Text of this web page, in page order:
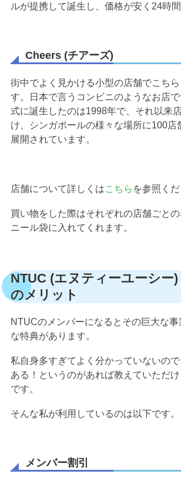
ルが提携して誕生し、価格が安く24時間
Cheers (チアーズ)
街中でよく見かける小型の店舗でこち
す。日本で言うコンビニのようなお店
式に誕生したのは1998年で、それ以来
け、シンガポールの様々な場所に100店
展開されています。
店舗について詳しくはこちら を参照くだ
買い物をした際はそれぞれの店舗ごと
ニール袋に入れてくれます。
NTUC (エヌティーユーシー
のメリット
NTUCのメンバーになるとその巨大な事
な特典があります。
私自身多すぎてよく分かっていないの
ある！というのがあれば教えていただ
です。
そんな私が利用しているのは以下です。
メンバー割引